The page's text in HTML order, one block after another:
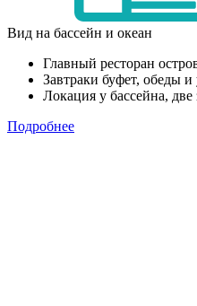
Вид на бассейн и океан
Главный ресторан
Завтраки буфет, обеды
Локация у бассейна, две
Подробнее